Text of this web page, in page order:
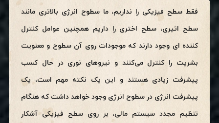
فقط سطح فیزیکی را نداریم، ما سطوح انرژی بالاتری مانند
سطح اثیری، سطح اختری را داریم همچنین عوامل کنترل
کننده ای وجود دارند که موجودات روی آن سطوح و معنویت
بشریت را کنترل می‌کنند و نیروهای نوری در حال کسب
پیشرفت زیادی هستند و این یک نکته مهم است، یک
پیشرفت انرژی در سطوح انرژی وجود خواهد داشت که هنگام
تنظیم مجدد سیستم مالی، بر روی سطح فیزیکی آشکار